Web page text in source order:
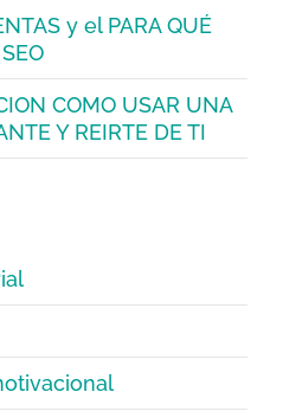
y el PARA QUÉ
COMO USAR UNA
Y REIRTE DE TI